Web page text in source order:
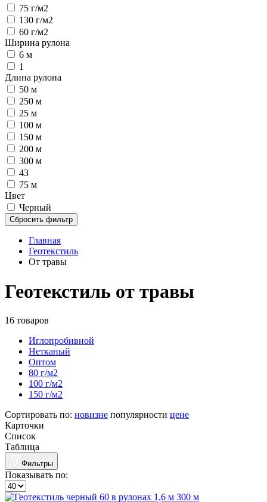
75 г/м2
130 г/м2
60 г/м2
Ширина рулона
6 м
1
Длина рулона
50 м
250 м
25 м
100 м
150 м
200 м
300 м
43
75 м
Цвет
Черный
Сбросить фильтр
Главная
Геотекстиль
От травы
Геотекстиль от травы
16 товаров
Иглопробивной
Нетканый
Оптом
80 г/м2
100 г/м2
150 г/м2
Сортировать по: новизне популярности цене
Карточки
Список
Таблица
Фильтры
Показывать по: